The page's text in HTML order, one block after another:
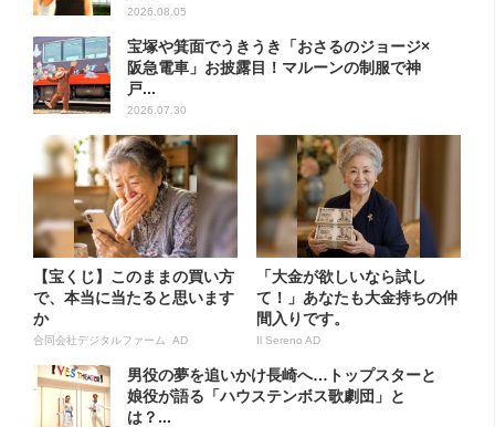
2026.08.05
宝塚や箕面でうきうき「おさるのジョージ×
阪急電車」お披露目！マルーンの制服で神
戸...
2026.07.30
【宝くじ】このままの買い方
で、本当に当たると思います
か
合同会社デジタルファーム AD
「大金が欲しいなら試し
て！」あなたも大金持ちの仲
間入りです。
Il Sereno AD
男役の夢を追いかけ長崎へ…トップスターと
娘役が語る「ハウステンボス歌劇団」と
は？...